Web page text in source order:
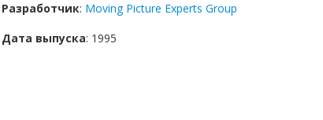
Разработчик: Moving Picture Experts Group
Дата выпуска: 1995